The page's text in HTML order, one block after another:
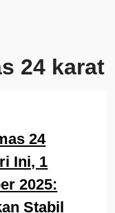
24 karat
24
Ini, 1
2025:
Stabil